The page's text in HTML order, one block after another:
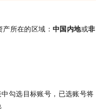
产所在的区域：中国内地或非
勾选目标账号，已选账号将